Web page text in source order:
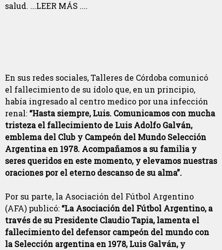
salud. ...LEER MÁS ....
En sus redes sociales, Talleres de Córdoba comunicó
el fallecimiento de su ídolo que, en un principio,
había ingresado al centro medico por una infección
renal: “Hasta siempre, Luis. Comunicamos con mucha
tristeza el fallecimiento de Luis Adolfo Galván,
emblema del Club y Campeón del Mundo Selección
Argentina en 1978. Acompañamos a su familia y
seres queridos en este momento, y elevamos nuestras
oraciones por el eterno descanso de su alma”.
Por su parte, la Asociación del Fútbol Argentino
(AFA) publicó: “La Asociación del Fútbol Argentino, a
través de su Presidente Claudio Tapia, lamenta el
fallecimiento del defensor campeón del mundo con
la Selección argentina en 1978, Luis Galván, y